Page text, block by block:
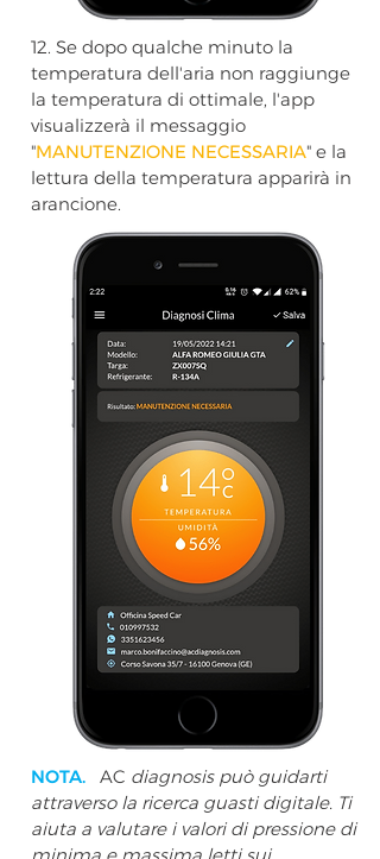
12. Se dopo qualche minuto la
temperatura dell'aria non raggiunge
la temperatura di ottimale, l'app
visualizzerà il messaggio
"MANUTENZIONE NECESSARIA" e la
lettura della temperatura apparirà in
arancione.
NOTA. AC diagnosis può guidarti
attraverso la ricerca guasti digitale. Ti
aiuta a valutare i valori di pressione di